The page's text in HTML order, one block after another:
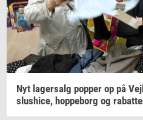
Nyt la­ger­salg pop­per op på
slus­hi­ce, hop­pe­borg og